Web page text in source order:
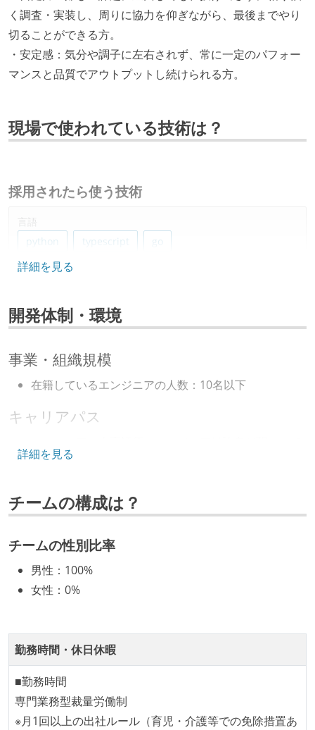
く調査・実装し、周りに協力を仰ぎながら、最後までやり
切ることができる方。
・安定感：気分や調子に左右されず、常に一定のパフォー
マンスと品質でアウトプットし続けられる方。
現場で使われている技術は？
採用されたら使う技術
言語
python
typescript go
フレームワーク
データベース
プロジェクト管理
slack
claude-code
github-copilot
その他
google-meet
pagerduty
terraform
docker akamai aws gcp
詳細を見る
開発体制・環境
事業・組織規模
在籍しているエンジニアの人数：10名以下
キャリアパス
いる
など、キャリア形成を目的とした職域を超えての積極
的な異動が推奨され、実施されている
マネージャーやCTOと高頻度（月1程度）でキャリアに
年収800万円以上のエンジニアに、マネジメントの役
割を持たない人がいる
技術カルチャー
CTO またはそれに準じる、技術やワークフローの標準
化を行う役割の人・部門が存在する
開発メンバーの裁量
詳細を見る
チームの構成は？
チームの性別比率
男性 ： 100%
女性 ： 0%
勤務時間・休日休暇
■勤務時間
専門業務型裁量労働制
※月1回以上の出社ルール（育児・介護等での免除措置あ